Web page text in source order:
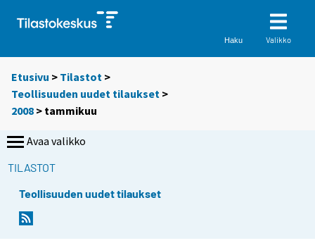
Haku Valikko
Etusivu > Tilastot >
Teollisuuden uudet tilaukset >
2008 > tammikuu
Avaa valikko
TILASTOT
Teollisuuden uudet tilaukset